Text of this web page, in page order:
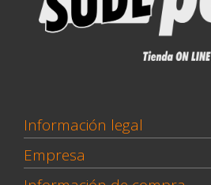
Información legal
Empresa